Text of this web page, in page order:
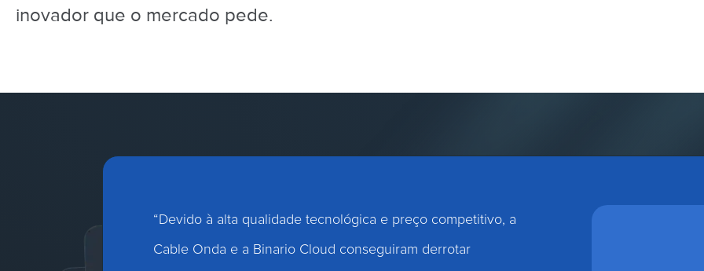
inovador que o mercado pede.
“Tivemos retorno imediato e acompanhamento das divergências
até solução final do problema. Já é certo para nós que, com